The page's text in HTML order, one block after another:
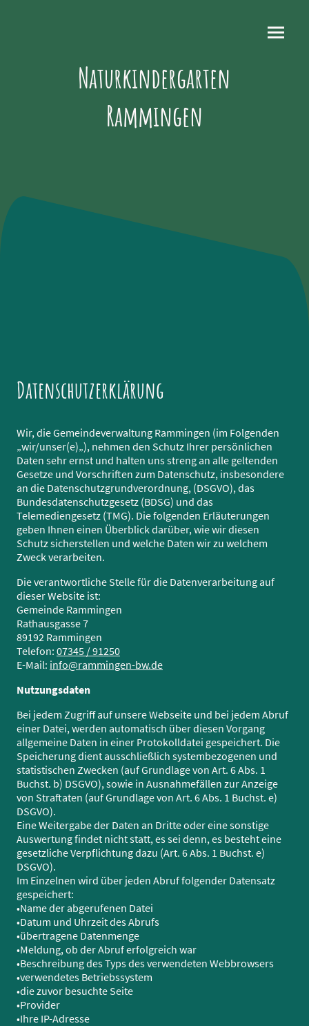
Naturkindergarten
Rammingen
Datenschutzerklärung
Wir, die Gemeindeverwaltung Rammingen (im Folgenden
„wir/unser(e)„), nehmen den Schutz Ihrer persönlichen
Daten sehr ernst und halten uns streng an alle geltenden
Gesetze und Vorschriften zum Datenschutz, insbesondere
an die Datenschutzgrundverordnung, (DSGVO), das
Bundesdatenschutzgesetz (BDSG) und das
Telemediengesetz (TMG). Die folgenden Erläuterungen
geben Ihnen einen Überblick darüber, wie wir diesen
Schutz sicherstellen und welche Daten wir zu welchem
Zweck verarbeiten.
Die verantwortliche Stelle für die Datenverarbeitung auf
dieser Website ist:
Gemeinde Rammingen
Rathausgasse 7
89192 Rammingen
Telefon: 07345 / 91250
E-Mail: info@rammingen-bw.de
Nutzungsdaten
Bei jedem Zugriff auf unsere Webseite und bei jedem Abruf
einer Datei, werden automatisch über diesen Vorgang
allgemeine Daten in einer Protokolldatei gespeichert. Die
Speicherung dient ausschließlich systembezogenen und
statistischen Zwecken (auf Grundlage von Art. 6 Abs. 1
Buchst. b) DSGVO), sowie in Ausnahmefällen zur Anzeige
von Straftaten (auf Grundlage von Art. 6 Abs. 1 Buchst. e)
DSGVO).
Eine Weitergabe der Daten an Dritte oder eine sonstige
Auswertung findet nicht statt, es sei denn, es besteht eine
gesetzliche Verpflichtung dazu (Art. 6 Abs. 1 Buchst. e)
DSGVO).
Im Einzelnen wird über jeden Abruf folgender Datensatz
gespeichert:
•Name der abgerufenen Datei
•Datum und Uhrzeit des Abrufs
•übertragene Datenmenge
•Meldung, ob der Abruf erfolgreich war
•Beschreibung des Typs des verwendeten Webbrowsers
•verwendetes Betriebssystem
•die zuvor besuchte Seite
•Provider
•Ihre IP-Adresse